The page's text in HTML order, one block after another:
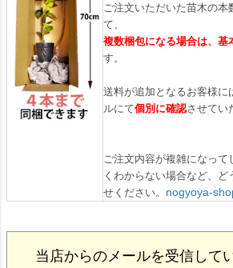
ご注文いただいた苗木の本
て、
複数梱包になる場合は、基
す。
送料が追加となるお客様に
ルにて個別に確認させてい
ご注文内容が複雑になって
くわからない場合など、
せください。 nogyoya-
当店からのメールを受信して